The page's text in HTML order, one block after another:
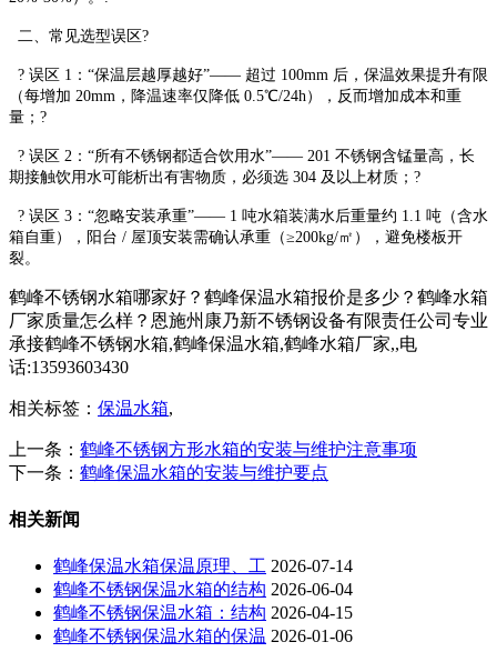
二、常见选型误区?
? 误区 1：“保温层越厚越好”—— 超过 100mm 后，保温效果提升有限
（每增加 20mm，降温速率仅降低 0.5℃/24h），反而增加成本和重
量；?
? 误区 2：“所有不锈钢都适合饮用水”—— 201 不锈钢含锰量高，长
期接触饮用水可能析出有害物质，必须选 304 及以上材质；?
? 误区 3：“忽略安装承重”—— 1 吨水箱装满水后重量约 1.1 吨（含水
箱自重），阳台 / 屋顶安装需确认承重（≥200kg/㎡），避免楼板开
裂。
鹤峰不锈钢水箱哪家好？鹤峰保温水箱报价是多少？鹤峰水箱
厂家质量怎么样？恩施州康乃新不锈钢设备有限责任公司专业
承接鹤峰不锈钢水箱,鹤峰保温水箱,鹤峰水箱厂家,,电
话:13593603430
相关标签： 保温水箱,
上一条： 鹤峰不锈钢方形水箱的安装与维护注意事项
下一条： 鹤峰保温水箱的安装与维护要点
相关新闻
鹤峰保温水箱保温原理、工 2026-07-14
鹤峰不锈钢保温水箱的结构 2026-06-04
鹤峰不锈钢保温水箱：结构 2026-04-15
鹤峰不锈钢保温水箱的保温 2026-01-06